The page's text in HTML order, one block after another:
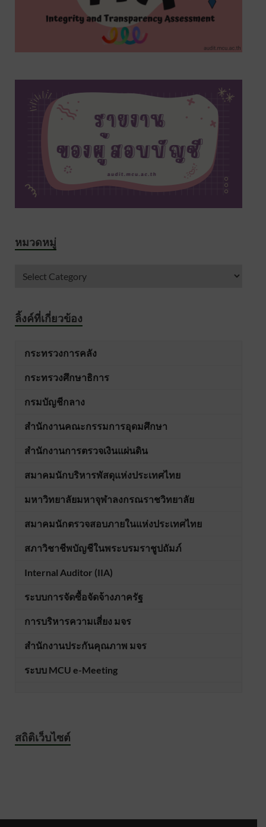
s7
หมวดหมู่
ลิ้งค์ที่เกี่ยวข้อง
กระทรวงการคลัง
กระทรวงศึกษาธิการ
กรมบัญชีกลาง
สำนักงานคณะกรรมการอุดมศึกษา
สำนักงานการตรวจเงินแผ่นดิน
สมาคมนักบริหารพัสดุแห่งประเทศไทย
มหาวิทยาลัยมหาจุฬาลงกรณราชวิทยาลัย
สมาคมนักตรวจสอบภายในแห่งประเทศไทย
สภาวิชาชีพบัญชีในพระบรมราชูปถัมภ์
Internal Auditor (IIA)
ระบบการจัดซื้อจัดจ้างภาครัฐ
การบริหารความเสี่ยง มจร
สำนักงานประกันคุณภาพ มจร
ระบบ MCU e-Meeting
สถิติเว็บไซต์